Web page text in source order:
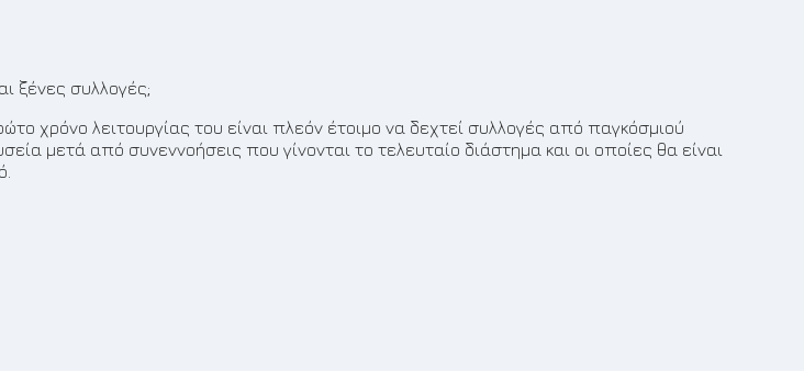
χρόνο λειτουργίας του είναι πλεόν έτοιμο να δεχτεί συλλογές από παγκόσμιού
μετά από συνεννοήσεις που γίνονται το τελευταίο διάστημα και οι οποίες θα είναι
ξένες συλλογές;